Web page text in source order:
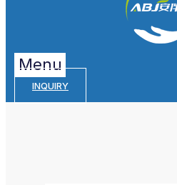
Menu
INQUIRY